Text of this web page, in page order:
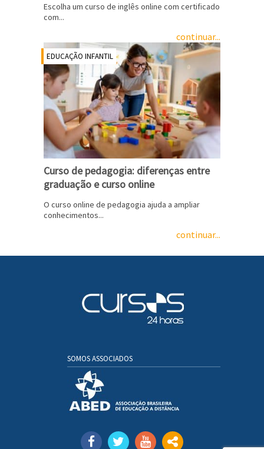
Escolha um curso de inglês online com certificado
com...
continuar...
EDUCAÇÃO INFANTIL
Curso de pedagogia: diferenças entre
graduação e curso online
O curso online de pedagogia ajuda a ampliar
conhecimentos...
continuar...
SOMOS ASSOCIADOS